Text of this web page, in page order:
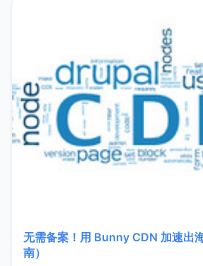
无需备案！用 Bunny CDN 加速出
南）